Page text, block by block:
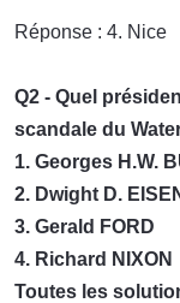
Réponse : 4. Nice
Q2 - Quel
scandale du
1. Georges H.W.
2. Dwight D.
3. Gerald FORD
4. Richard NIXON
Toutes les